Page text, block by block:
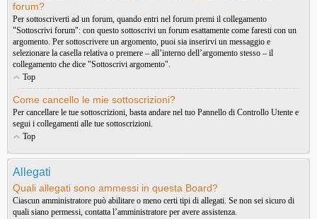
forum?
Per sottoscriverti ad un forum, quando entri nel forum premi il collegamento
"Sottoscrivi forum": con questo sottoscrivi un forum esattamente come faresti con un
argomento. Per sottoscrivere un argomento, puoi sia inserirvi un messaggio e
selezionare la casella relativa o premere – all’interno dell’argomento stesso – il
collegamento che dice "Sottoscrivi argomento".
Top
Come cancello le mie sottoscrizioni?
Per cancellare le tue sottoscrizioni, basta andare nel tuo Pannello di Controllo Utente e
segui i collegamenti alle tue sottoscrizioni.
Top
Allegati
Quali allegati sono ammessi in questa Board?
Ciascun amministratore può abilitare o meno certi tipi di allegati. Se non sei sicuro di
quali siano permessi, contatta l’amministratore per avere assistenza.